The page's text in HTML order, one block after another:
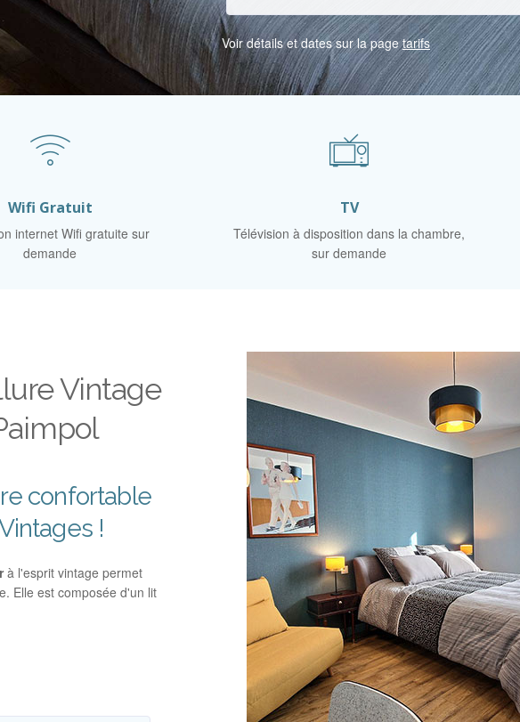
Voir détails et dates sur la pagetarifs
Wifi Gratuit
internet Wifi gratuite sur
demande
TV
Télévision à disposition dans la chambre,
sur demande
Vintage
confortable
!
à l'esprit vintage permet
Elle est composée d'un lit